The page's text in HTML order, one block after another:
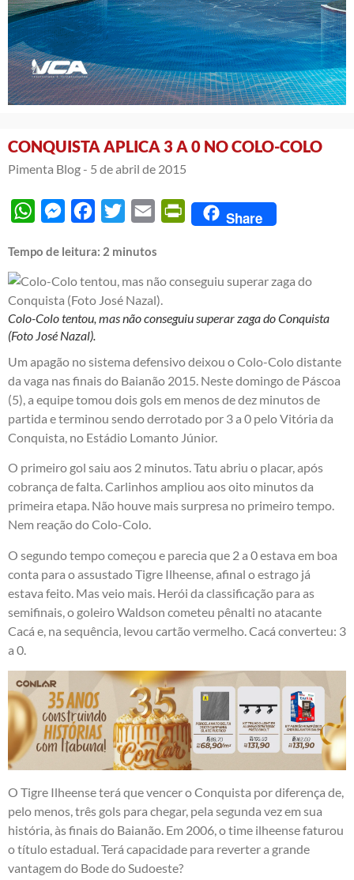
CONQUISTA APLICA 3 A 0 NO COLO-COLO
Pimenta Blog - 5 de abril de 2015
WhatsAppMessengerFacebook
Twitter Email PrintFriendly
Share
Tempo de leitura: 2 minutos
Colo-Colo tentou, mas não conseguiu superar zaga do Conquista
(Foto José Nazal).
Um apagão no sistema defensivo deixou o Colo-Colo distante
da vaga nas finais do Baianão 2015. Neste domingo de Páscoa
(5), a equipe tomou dois gols em menos de dez minutos de
partida e terminou sendo derrotado por 3 a 0 pelo Vitória da
Conquista, no Estádio Lomanto Júnior.
O primeiro gol saiu aos 2 minutos. Tatu abriu o placar, após
cobrança de falta. Carlinhos ampliou aos oito minutos da
primeira etapa. Não houve mais surpresa no primeiro tempo.
Nem reação do Colo-Colo.
O segundo tempo começou e parecia que 2 a 0 estava em boa
conta para o assustado Tigre Ilheense, afinal o estrago já
estava feito. Mas veio mais. Herói da classificação para as
semifinais, o goleiro Waldson cometeu pênalti no atacante
Cacá e, na sequência, levou cartão vermelho. Cacá converteu: 3
a 0.
O Tigre Ilheense terá que vencer o Conquista por diferença de,
pelo menos, três gols para chegar, pela segunda vez em sua
história, às finais do Baianão. Em 2006, o time ilheense faturou
o título estadual. Terá capacidade para reverter a grande
vantagem do Bode do Sudoeste?